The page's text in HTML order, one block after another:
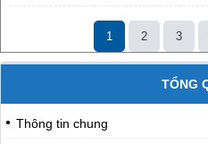
1 2 3
TỔNG
Thông tin chung